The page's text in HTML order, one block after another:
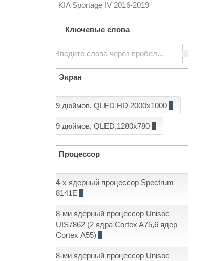
KIA Sportage IV 2016-2019
Ключевые слова
Экран
9 дюймов, QLED HD 2000x1000
9 дюймов, QLED,1280x780 6
Процессор
4-х ядерный процессор Spectrum
8141E 1
8-ми ядерный процессор Unisoc
UIS7862 (2 ядра Cortex A75,6 ядер
Cortex А55) 5
8-ми ядерный процессор Unisoc